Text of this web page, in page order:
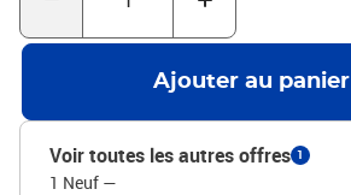
Ajouter au panier
Voir toutes les autres offres 1
1 Neuf —